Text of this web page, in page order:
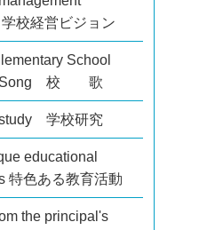
校経営ビジョン
School
Song 校 歌
学校研究
educational
特色ある教育活動
the principal's